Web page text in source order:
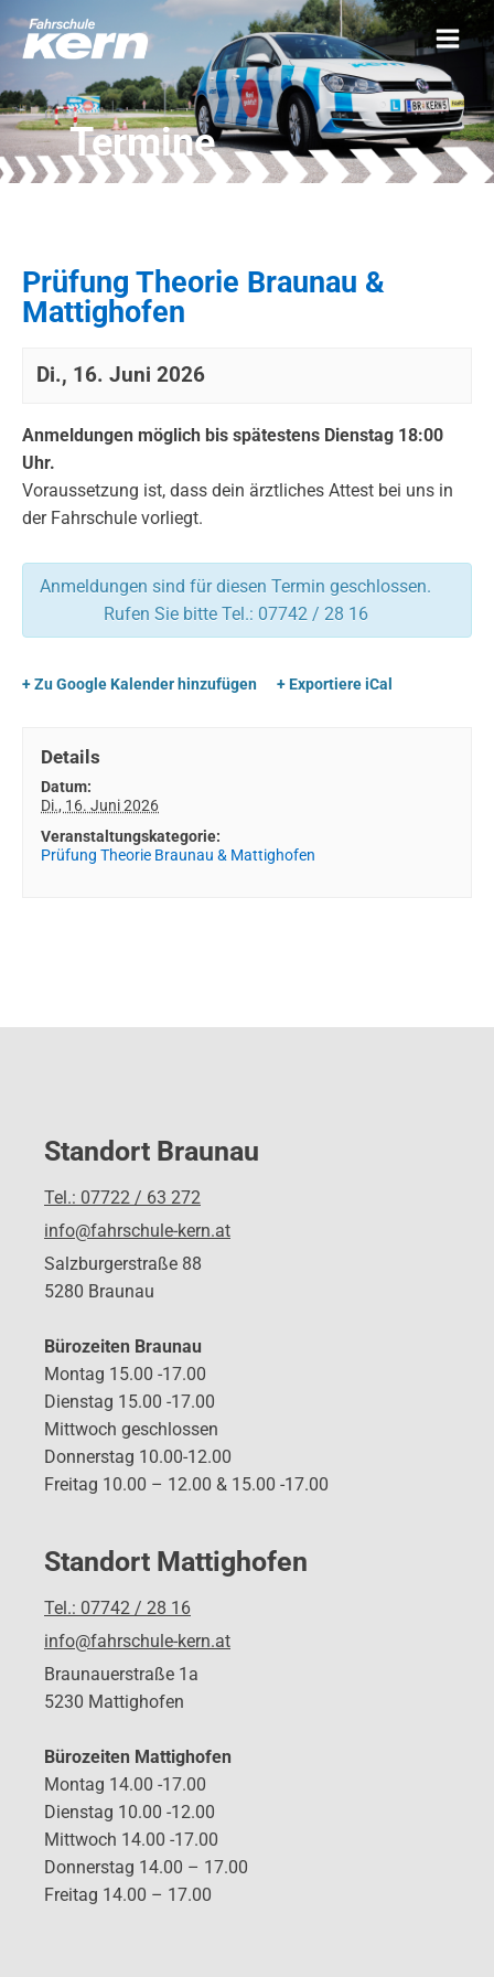
Termine
Prüfung Theorie Braunau &
Mattighofen
Di., 16. Juni 2026
Anmeldungen möglich bis spätestens Dienstag 18:00
Uhr.
Voraussetzung ist, dass dein ärztliches Attest bei uns in
der Fahrschule vorliegt.
Anmeldungen sind für diesen Termin geschlossen.
Rufen Sie bitte Tel.: 07742 / 28 16
+ Zu Google Kalender hinzufügen + Exportiere iCal
Details
Datum:
Di., 16. Juni 2026
Veranstaltungskategorie:
Prüfung Theorie Braunau & Mattighofen
Standort Braunau
Tel.: 07722 / 63 272
info@fahrschule-kern.at
Salzburgerstraße 88
5280 Braunau
Bürozeiten Braunau
Montag 15.00 -17.00
Dienstag 15.00 -17.00
Mittwoch geschlossen
Donnerstag 10.00-12.00
Freitag 10.00 – 12.00 & 15.00 -17.00
Standort Mattighofen
Tel.: 07742 / 28 16
info@fahrschule-kern.at
Braunauerstraße 1a
5230 Mattighofen
Bürozeiten Mattighofen
Montag 14.00 -17.00
Dienstag 10.00 -12.00
Mittwoch 14.00 -17.00
Donnerstag 14.00 – 17.00
Freitag 14.00 – 17.00